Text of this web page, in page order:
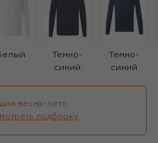
Темно-
синий
Темно-
синий
весна-лето
подборку